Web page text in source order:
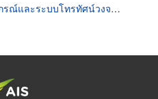
ณ์และระบบโทรทัศน์วงจรปิด